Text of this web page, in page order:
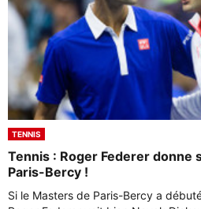
TENNIS
Tennis : Roger Federer donne
Paris-Bercy !
Si le Masters de Paris-Bercy a